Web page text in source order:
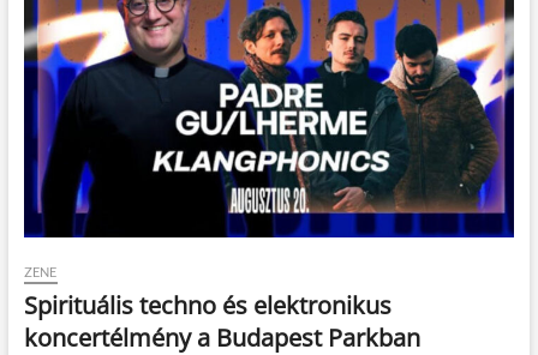
ZENE
Spirituális techno és elektronikus
koncertélmény a Budapest Parkban